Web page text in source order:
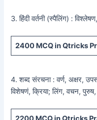
3. हिंदी वर्तनी (स्पैलिंग) :
2400 MCQ in Qtricks
4. शब्द संरचना : वर्ण, अक्षर,
विशेषणं, क्रिया; लिंग, वचन,